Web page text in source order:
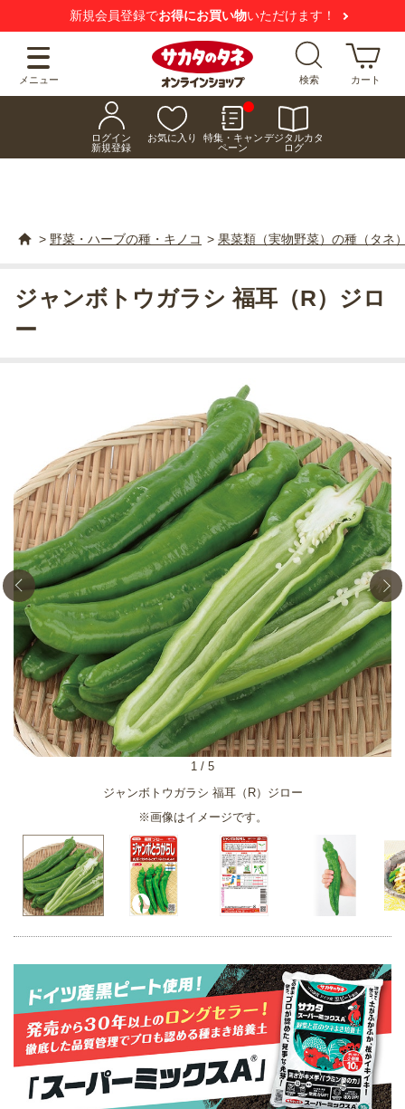
新規会員登録でお得にお買い物いただけます！
メニュー 検索 カート
ログイン
新規登録
お気に入り
特集・キャン
ペーン
デジタルカタ
ログ
> 野菜・ハーブの種・キノコ > 果菜類（実物野菜）の種（タネ
ジャンボトウガラシ 福耳（R）ジロー
※画像はイメージです。
1 / 5
ジャンボトウガラシ 福耳（R）ジロ
ー